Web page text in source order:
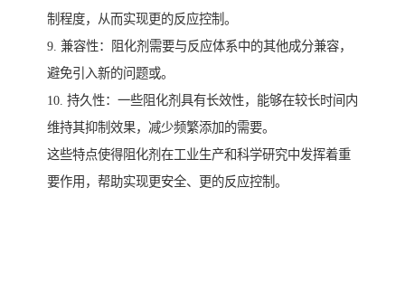
制程度，从而实现更的反应控制。
9. 兼容性：阻化剂需要与反应体系中的其他成分兼容，
避免引入新的问题或。
10. 持久性：一些阻化剂具有长效性，能够在较长时间内
维持其抑制效果，减少频繁添加的需要。
这些特点使得阻化剂在工业生产和科学研究中发挥着重
要作用，帮助实现更安全、更的反应控制。